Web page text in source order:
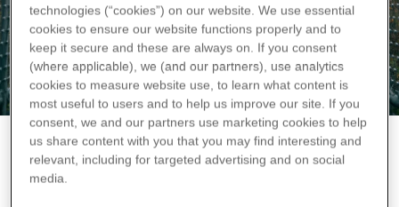
Hilfe bei der
technologies (“cookies”) on our website. We useessential
cookies to ensure our website functions properly and to
keep it secure and these are always on. If you consent
(where applicable), we (and our partners), useanalytics
cookies to measure website use, to learn what content is
most useful to users and to help us improve our site. If you
consent, we and our partners use marketing cookies to help
us share content with you that you may find interesting and
relevant, including for targeted advertising and on social
media.